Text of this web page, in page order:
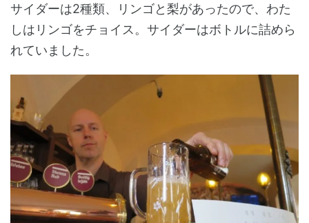
サイダーは2種類、リンゴと梨があったので、わた
しはリンゴをチョイス。サイダーはボトルに詰めら
れていました。